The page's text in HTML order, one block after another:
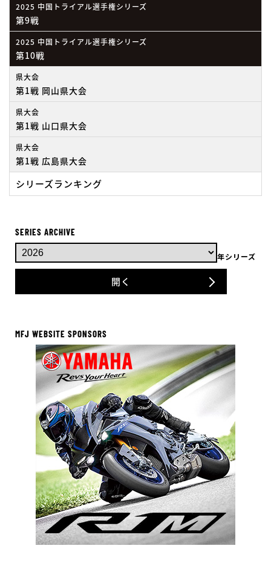
2025 中国トライアル選手権シリーズ
第9戦
2025 中国トライアル選手権シリーズ
第10戦
県大会
第1戦 岡山県大会
県大会
第1戦 山口県大会
県大会
第1戦 広島県大会
シリーズランキング
SERIES ARCHIVE
年シリーズ
開く
MFJ WEBSITE SPONSORS